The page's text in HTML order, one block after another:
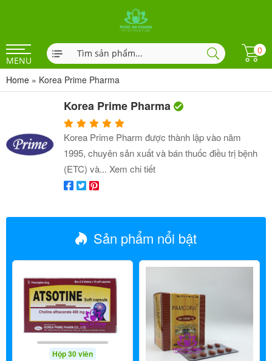
MENU
0
Home » Korea Prime Pharma
Korea Prime Pharma
Korea Prime Pharm được thành lập vào năm
1995, chuyên sản xuất và bán thuốc điều trị bệnh
(ETC) và... Xem chi tiết
Sản phẩm nổi bật
Hộp 30 viên